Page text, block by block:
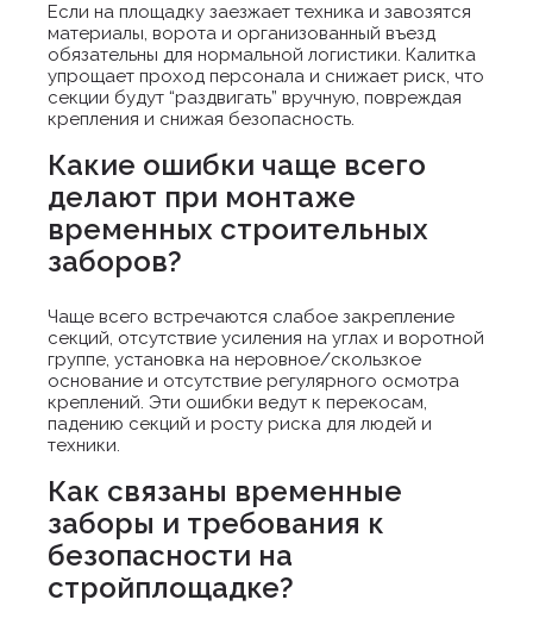
Если на площадку заезжает техника и завозятся
материалы, ворота и организованный въезд
обязательны для нормальной логистики. Калитка
упрощает проход персонала и снижает риск, что
секции будут “раздвигать” вручную, повреждая
крепления и снижая безопасность.
Какие ошибки чаще всего
делают при монтаже
временных строительных
заборов?
Чаще всего встречаются слабое закрепление
секций, отсутствие усиления на углах и воротной
группе, установка на неровное/скользкое
основание и отсутствие регулярного осмотра
креплений. Эти ошибки ведут к перекосам,
падению секций и росту риска для людей и
техники.
Как связаны временные
заборы и требования к
безопасности на
стройплощадке?